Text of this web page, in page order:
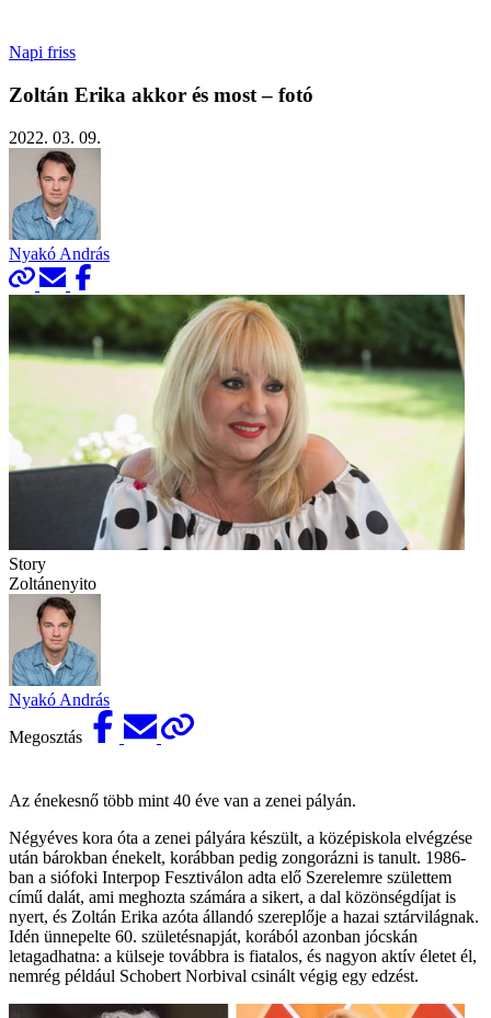
Napi friss
Zoltán Erika akkor és most – fotó
2022. 03. 09.
Nyakó András
Story
Zoltánenyito
Nyakó András
Megosztás
Az énekesnő több mint 40 éve van a zenei pályán.
Négyéves kora óta a zenei pályára készült, a középiskola elvégzése
után bárokban énekelt, korábban pedig zongorázni is tanult. 1986-
ban a siófoki Interpop Fesztiválon adta elő Szerelemre születtem
című dalát, ami meghozta számára a sikert, a dal közönségdíjat is
nyert, és Zoltán Erika azóta állandó szereplője a hazai sztárvilágnak.
Idén ünnepelte 60. születésnapját, korából azonban jócskán
letagadhatna: a külseje továbbra is fiatalos, és nagyon aktív életet él,
nemrég például Schobert Norbival csinált végig egy edzést.